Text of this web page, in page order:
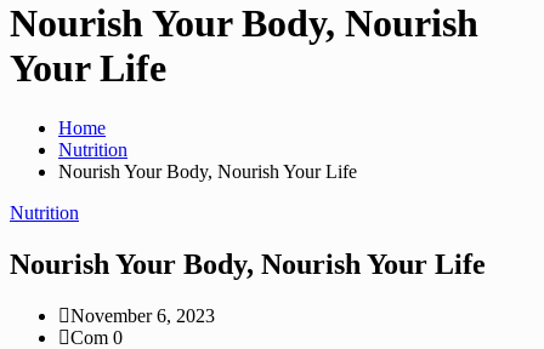
Nourish Your Body, Nourish
Your Life
Home
Nutrition
Nourish Your Body, Nourish Your Life
Nutrition
Nourish Your Body, Nourish Your Life
November 6, 2023
Com 0